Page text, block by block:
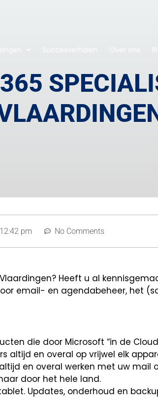
Succesverhalen Over ons
12:42 pm No Comments
Heeft u al
email- en agendabeheer, het
die door Microsoft “in de
altijd en overal op vrijwel elk
en overal werken met uw mail
door het hele land.
Updates, onderhoud en